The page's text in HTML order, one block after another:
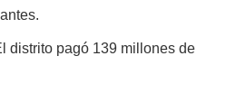
distrito pagó 139 millones de